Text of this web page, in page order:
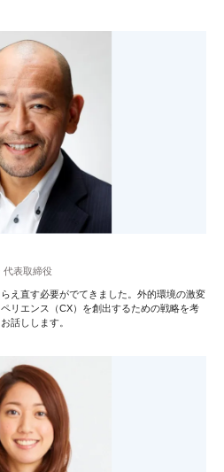
代表取締役
え直す必要がでてきました。外的環境の激変
リエンス（CX）を創出するための戦略を考
話しします。